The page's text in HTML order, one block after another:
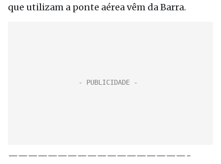
que utilizam a ponte aérea vêm da Barra.
——————————————————-